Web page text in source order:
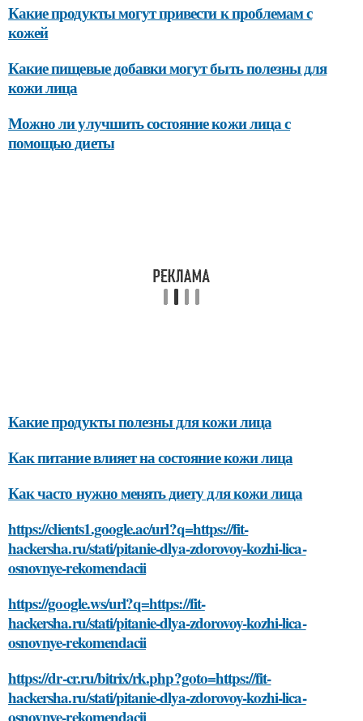
Какие продукты могут привести к проблемам с
кожей
Какие пищевые добавки могут быть полезны для
кожи лица
Можно ли улучшить состояние кожи лица с
помощью диеты
Какие продукты полезны для кожи лица
Как питание влияет на состояние кожи лица
Как часто нужно менять диету для кожи лица
https://clients1.google.ac/url?q=https://fit-
hackersha.ru/stati/pitanie-dlya-zdorovoy-kozhi-lica-
osnovnye-rekomendacii
https://google.ws/url?q=https://fit-
hackersha.ru/stati/pitanie-dlya-zdorovoy-kozhi-lica-
osnovnye-rekomendacii
https://dr-cr.ru/bitrix/rk.php?goto=https://fit-
hackersha.ru/stati/pitanie-dlya-zdorovoy-kozhi-lica-
osnovnye-rekomendacii